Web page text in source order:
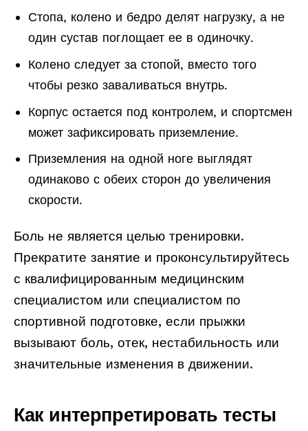
Стопа, колено и бедро делят нагрузку, а не
один сустав поглощает ее в одиночку.
Колено следует за стопой, вместо того
чтобы резко заваливаться внутрь.
Корпус остается под контролем, и спортсмен
может зафиксировать приземление.
Приземления на одной ноге выглядят
одинаково с обеих сторон до увеличения
скорости.
Боль не является целью тренировки.
Прекратите занятие и проконсультируйтесь
с квалифицированным медицинским
специалистом или специалистом по
спортивной подготовке, если прыжки
вызывают боль, отек, нестабильность или
значительные изменения в движении.
Как интерпретировать тесты